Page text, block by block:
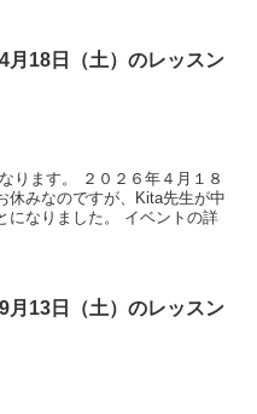
月18日（土）のレッスン
ります。 ２０２６年４月１８
休みなのですが、Kita先生が中
になりました。 イベントの詳
月13日（土）のレッスン